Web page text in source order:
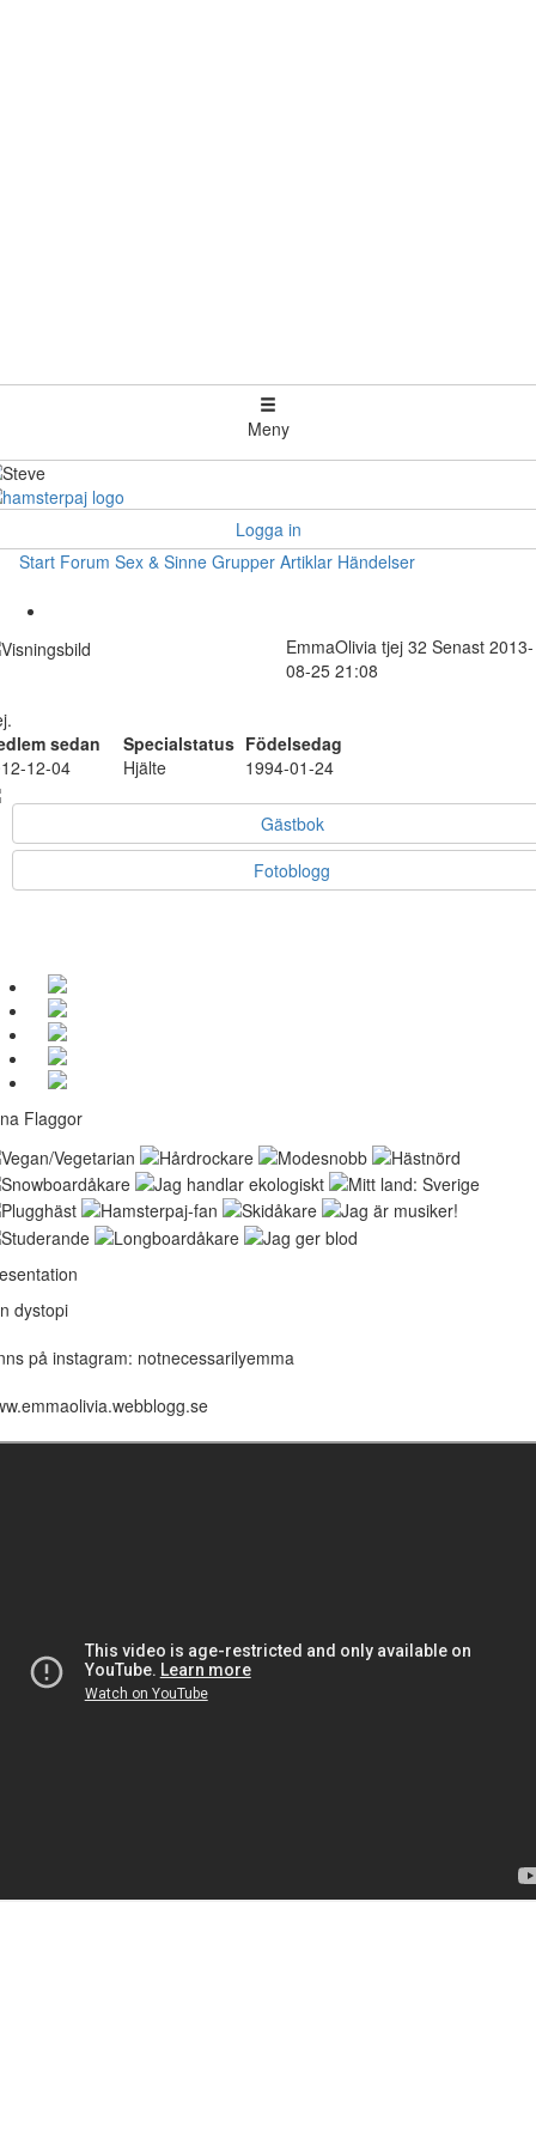
Meny
Logga in
Start Forum Sex & Sinne Grupper Artiklar Händelser
EmmaOlivia tjej 32 Senast 2013-
08-25 21:08
sedan
Specialstatus Födelsedag
12-04
Hjälte 1994-01-24
Gästbok
Fotoblogg
Flaggor
dystopi
på instagram: notnecessarilyemma